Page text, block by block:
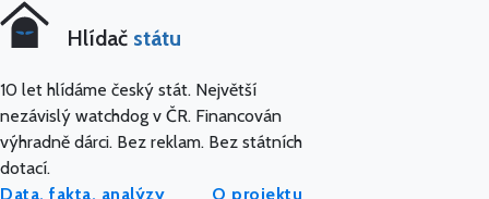
Hlídač státu
10 let hlídáme český stát. Největší
nezávislý watchdog v ČR. Financován
výhradně dárci. Bez reklam. Bez státních
dotací.
Data, fakta, analýzy
O projektu